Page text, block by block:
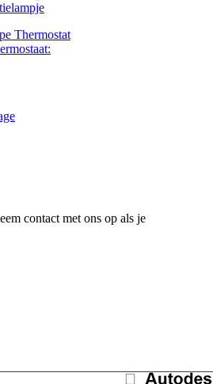
contact met ons op als je